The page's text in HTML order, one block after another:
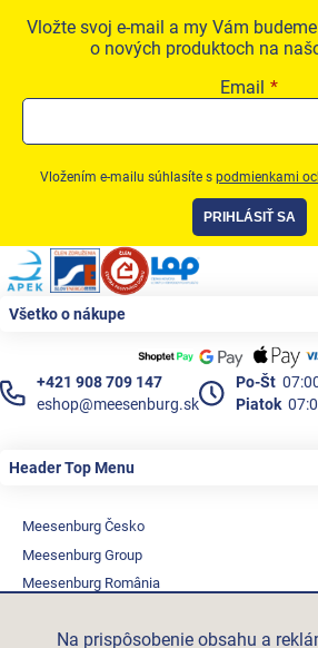
Na prispôsobenie obsahu a
Vložte svoj e-mail a my Vám
o nových produktoch na
Email
Vložením e-mailu súhlasíte s podmienkami
PRIHLÁSIŤ SA
Zápätie
Všetko o nákupe
+421 908 709 147
eshop@meesenburg.sk
Po-Št
Piatok
Header Top Menu
Meesenburg Česko
Meesenburg Group
Meesenburg România
Triotherm.cz